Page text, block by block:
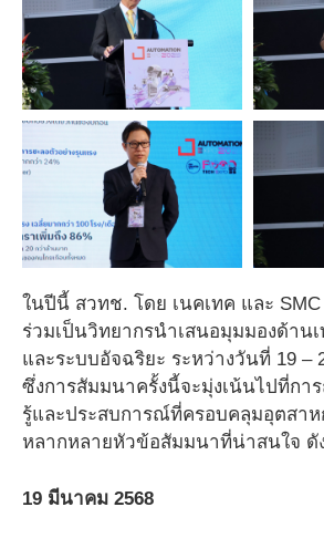
ในปีนี้ สวทช. โดย เนคเทค และ
ร่วมเป็นวิทยากรนำเสนอมุมมองด้าน
และระบบอัจฉริยะ ระหว่างวันที่ 19 –
ซึ่งการสัมมนาครั้งนี้จะมุ่งเน้นไปที่กา
รู้และประสบการณ์ที่ครอบคลุมอุตสา
หลากหลายหัวข้อสัมมนาที่น่าสนใจ ดั
19 มีนาคม 2568